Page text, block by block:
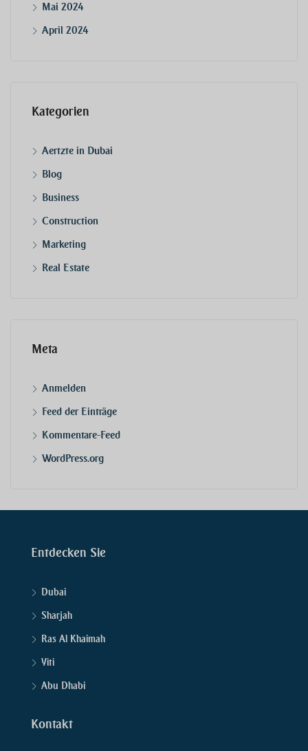
Mai 2024
April 2024
Kategorien
Aertzte in Dubai
Blog
Business
Construction
Marketing
Real Estate
Meta
Anmelden
Feed der Einträge
Kommentare-Feed
WordPress.org
Entdecken Sie
Dubai
Sharjah
Ras Al Khaimah
Yiti
Abu Dhabi
Kontakt